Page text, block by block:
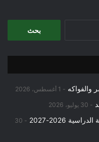
والفواكه 1 أغسطس، 2026
30 يوليو، 2026
2026-2027
30